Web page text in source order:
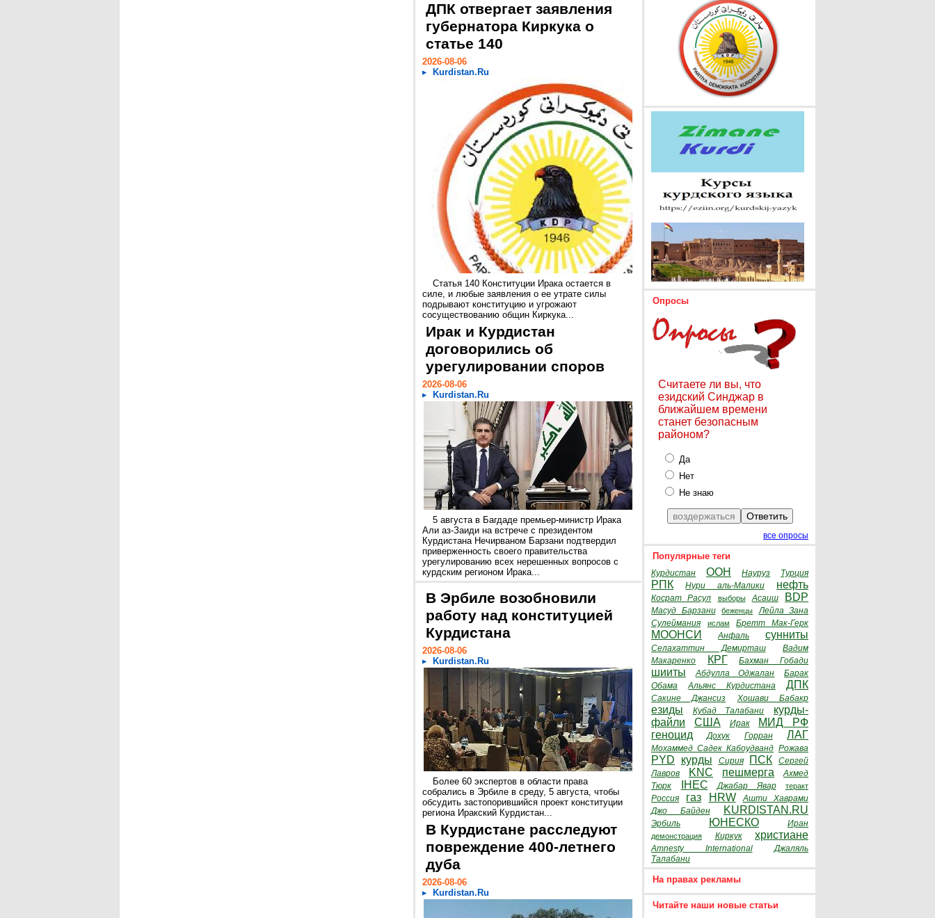
ДПК отвергает заявления
губернатора Киркука о
статье 140
2026-08-06
Kurdistan.Ru
Статья 140 Конституции Ирака остается в
силе, и любые заявления о ее утрате силы
подрывают конституцию и угрожают
сосуществованию общин Киркука...
Ирак и Курдистан
договорились об
урегулировании споров
2026-08-06
Kurdistan.Ru
5 августа в Багдаде премьер-министр Ирака
Али аз-Заиди на встрече с президентом
Курдистана Нечирваном Барзани подтвердил
приверженность своего правительства
урегулированию всех нерешенных вопросов с
курдским регионом Ирака...
В Эрбиле возобновили
работу над конституцией
Курдистана
2026-08-06
Kurdistan.Ru
Более 60 экспертов в области права
собрались в Эрбиле в среду, 5 августа, чтобы
обсудить застопорившийся проект конституции
региона Иракский Курдистан...
В Курдистане расследуют
повреждение 400-летнего
дуба
2026-08-06
Kurdistan.Ru
Опросы
Считаете ли вы, что
езидский Синджар в
ближайшем времени
станет безопасным
районом?
Да
Нет
Не знаю
все опросы
Популярные теги
Курдистан ООН Науруз Турция
РПК Нури аль-Малики нефть
Косрат Расул выборы Асаиш BDP
Масуд Барзани беженцы
Лейла Зана
Сулеймания
ислам Бретт Мак-Герк
МООНСИ Анфаль сунниты
Селахаттин Демирташ
Вадим
Макаренко
КРГ Бахман Гобади
шииты Абдулла Оджалан
Барак
Обама
Альянс Курдистана ДПК
Сакине Джансиз Хошави Бабакр
езиды Кубад Талабани
курды-
файли
США Ирак
МИД РФ
геноцид
Дохук Горран ЛАГ
Мохаммед Садек Кабоудванд Рожава
PYD курды Сирия ПСК
Сергей
Лавров
KNC пешмерга
Ахмед
Тюрк
IHEC Джабар Явар теракт
Россия газ HRW
Ашти Хаврами
Джо Байден
KURDISTAN.RU
Эрбиль ЮНЕСКО Иран
демонстрация Киркук христиане
Amnesty International
Джаляль
Талабани
На правах рекламы
Читайте наши новые статьи